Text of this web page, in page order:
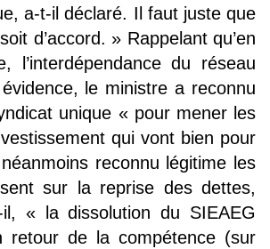
a-t-il déclaré. Il faut juste que
d’accord. » Rappelant qu’en
l’interdépendance du réseau
le ministre a reconnu
unique « pour mener les
qui vont bien pour
reconnu légitime les
sur la reprise des dettes,
il, « la dissolution du SIEAEG
retour de la compétence (sur